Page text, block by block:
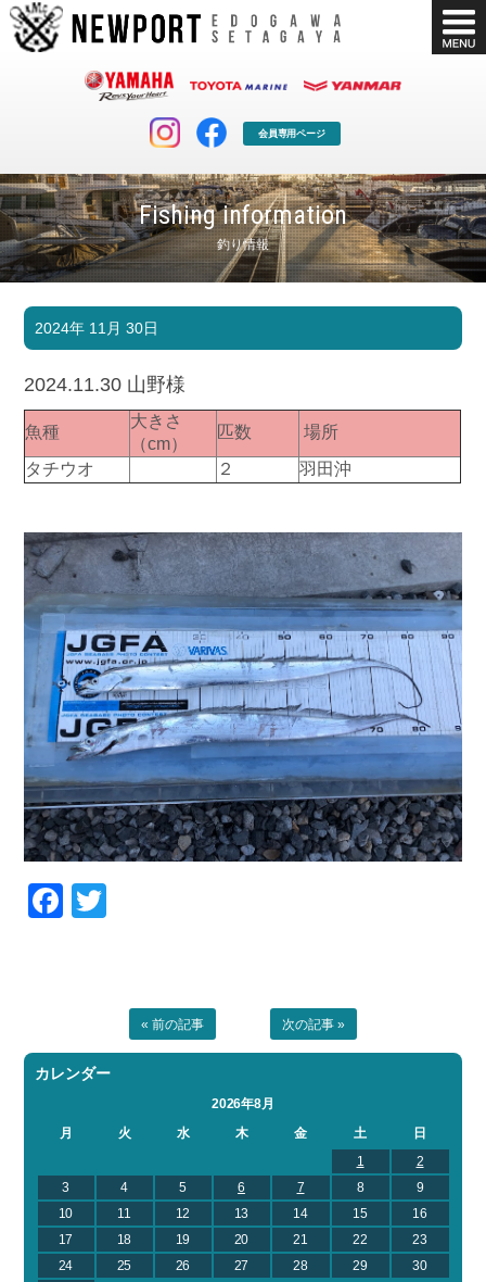
会員専用ページ
Fishing information
釣り情報
マリンクラブ
マリンライフを堪能したい！
ボート販売
ボート免許
長年の実績と信頼！
店舗情報 公式ブログ
Contact us Company
採用情報
Recruit
リンク集
Link
2024年 11月 30日
2024.11.30 山野様
魚種
大きさ
（cm）
匹数
場所
タチウオ
２ 羽田沖
Facebook
« 前の記事 次の記事 »
カレンダー
2026年8月
月
火 水 木 金 土
日
1
2
3
4 5 6 7 8
9
10
11 12 13 14 15
16
17
18 19 20 21 22
23
24
25 26 27 28 29
30